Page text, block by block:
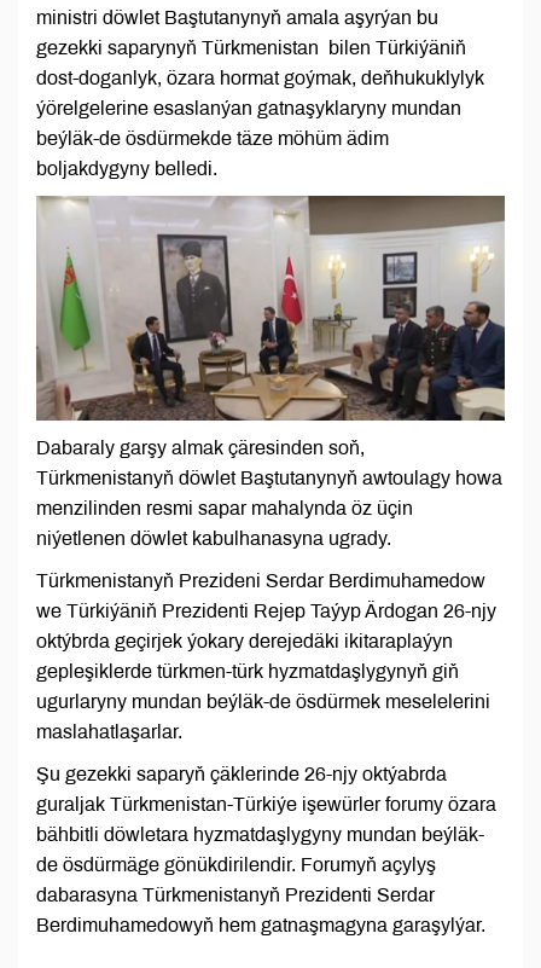
ministri döwlet Baştutanynyň amala aşyrýan bu
gezekki saparynyň Türkmenistan bilen Türkiýäniň
dost-doganlyk, özara hormat goýmak, deňhukuklylyk
ýörelgelerine esaslanýan gatnaşyklaryny mundan
beýläk-de ösdürmekde täze möhüm ädim
boljakdygyny belledi.
Dabaraly garşy almak çäresinden soň,
Türkmenistanyň döwlet Baştutanynyň awtoulagy howa
menzilinden resmi sapar mahalynda öz üçin
niýetlenen döwlet kabulhanasyna ugrady.
Türkmenistanyň Prezideni Serdar Berdimuhamedow
we Türkiýäniň Prezidenti Rejep Taýyp Ärdogan 26-njy
oktýbrda geçirjek ýokary derejedäki ikitaraplaýyn
gepleşiklerde türkmen-türk hyzmatdaşlygynyň giň
ugurlaryny mundan beýläk-de ösdürmek meselelerini
maslahatlaşarlar.
Şu gezekki saparyň çäklerinde 26-njy oktýabrda
guraljak Türkmenistan-Türkiýe işewürler forumy özara
bähbitli döwletara hyzmatdaşlygyny mundan beýläk-
de ösdürmäge gönükdirilendir. Forumyň açylyş
dabarasyna Türkmenistanyň Prezidenti Serdar
Berdimuhamedowyň hem gatnaşmagyna garaşylýar.